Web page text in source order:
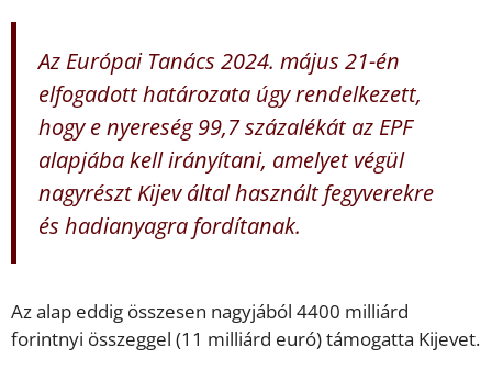
Az Európai Tanács 2024. május 21-én
elfogadott határozata úgy rendelkezett,
hogy e nyereség 99,7 százalékát az EPF
alapjába kell irányítani, amelyet végül
nagyrészt Kijev által használt fegyverekre
és hadianyagra fordítanak.
Az alap eddig összesen nagyjából 4400 milliárd
forintnyi összeggel (11 milliárd euró) támogatta Kijevet.